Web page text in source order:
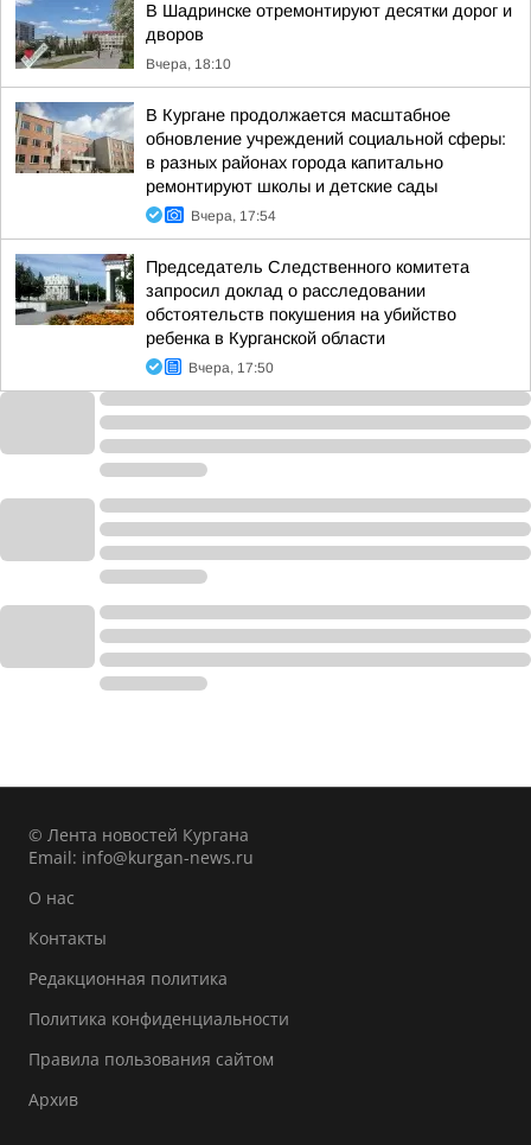
В Шадринске отремонтируют десятки дорог и
дворов
Вчера, 18:10
В Кургане продолжается масштабное
обновление учреждений социальной сферы:
в разных районах города капитально
ремонтируют школы и детские сады
Вчера, 17:54
Председатель Следственного комитета
запросил доклад о расследовании
обстоятельств покушения на убийство
ребенка в Курганской области
Вчера, 17:50
© Лента новостей Кургана
Email: info@kurgan-news.ru
О нас
Контакты
Редакционная политика
Политика конфиденциальности
Правила пользования сайтом
Архив